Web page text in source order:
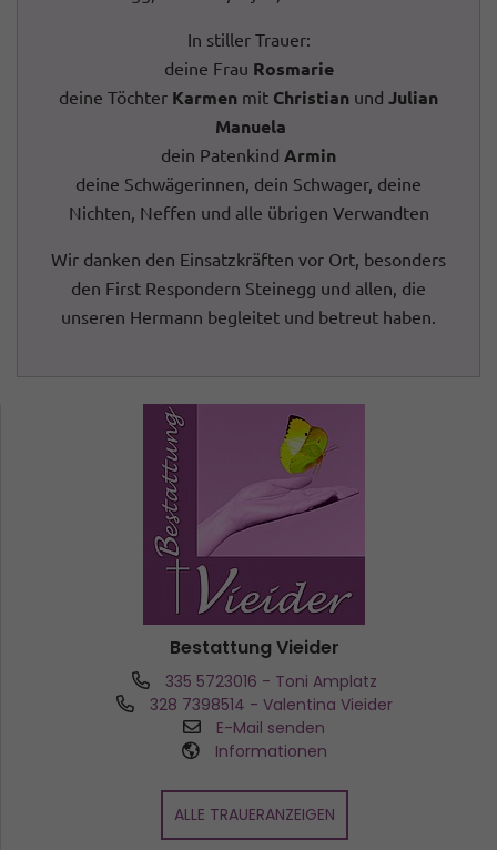
In stiller Trauer:
deine Frau Rosmarie
deine Töchter Karmen mit Christian und Julian
Manuela
dein Patenkind Armin
deine Schwägerinnen, dein Schwager, deine
Nichten, Neffen und alle übrigen Verwandten
Wir danken den Einsatzkräften vor Ort, besonders
den First Respondern Steinegg und allen, die
unseren Hermann begleitet und betreut haben.
Bestattung Vieider
335 5723016 - Toni Amplatz
328 7398514 - Valentina Vieider
E-Mail senden
Informationen
ALLE TRAUERANZEIGEN